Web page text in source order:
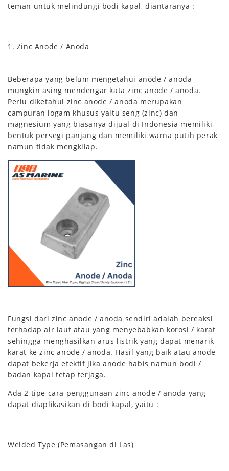
teman untuk melindungi bodi kapal, diantaranya :
1. Zinc Anode / Anoda
Beberapa yang belum mengetahui anode / anoda
mungkin asing mendengar kata zinc anode / anoda.
Perlu diketahui zinc anode / anoda merupakan
campuran logam khusus yaitu seng (zinc) dan
magnesium yang biasanya dijual di Indonesia memiliki
bentuk persegi panjang dan memiliki warna putih perak
namun tidak mengkilap.
Fungsi dari zinc anode / anoda sendiri adalah bereaksi
terhadap air laut atau yang menyebabkan korosi / karat
sehingga menghasilkan arus listrik yang dapat menarik
karat ke zinc anode / anoda. Hasil yang baik atau anode
dapat bekerja efektif jika anode habis namun bodi /
badan kapal tetap terjaga.
Ada 2 tipe cara penggunaan zinc anode / anoda yang
dapat diaplikasikan di bodi kapal, yaitu :
Welded Type (Pemasangan di Las)